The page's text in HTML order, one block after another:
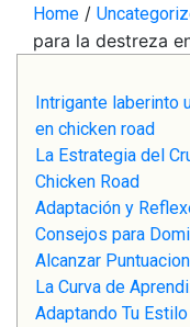
Home /
para la destreza
Intrigante laberinto
en chicken road
La Estrategia del
Chicken Road
Adaptación y
Consejos para
Alcanzar
La Curva de
Adaptando Tu Estilo